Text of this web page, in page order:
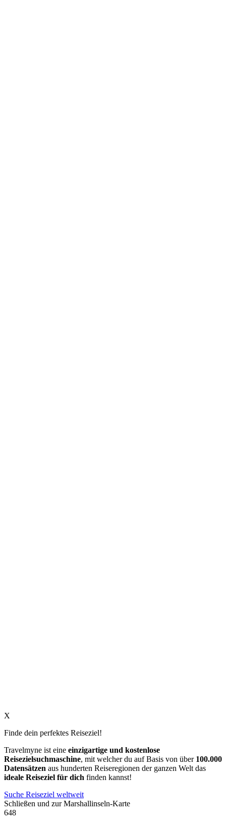
X
Finde dein perfektes Reiseziel!
Travelmyne ist eine einzigartige und kostenlose
Reisezielsuchmaschine, mit welcher du auf Basis von über 100.000
Datensätzen aus hunderten Reiseregionen der ganzen Welt das
ideale Reiseziel für dich finden kannst!
Suche Reiseziel weltweit
Schließen und zur Marshallinseln-Karte
648